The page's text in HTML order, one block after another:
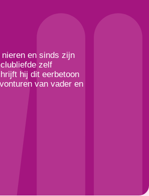
en sinds zijn
zelf
hij dit eerbetoon
van vader en